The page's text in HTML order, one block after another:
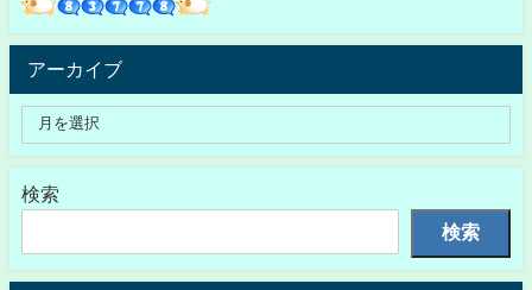
アーカイブ
検索
検索